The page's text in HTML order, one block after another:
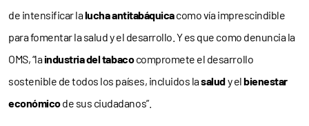
de intensificar lalucha antitabáquicacomo vía imprescindible
para fomentar la salud y el desarrollo. Y es que como denuncia la
OMS, “laindustria del tabacocompromete el desarrollo
sostenible de todos los países, incluidos lasaludy elbienestar
económicode sus ciudadanos”.